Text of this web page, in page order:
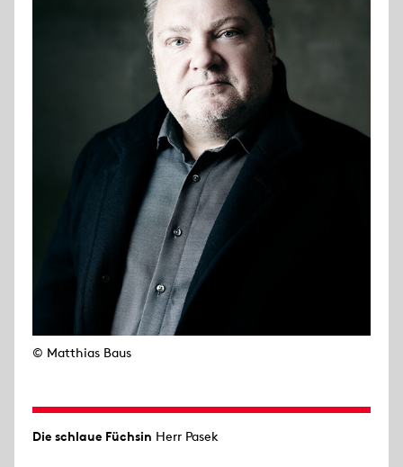
© Matthias Baus
Die schlaue Füchsin Herr Pasek